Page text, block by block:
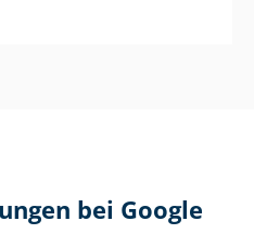
bei Google